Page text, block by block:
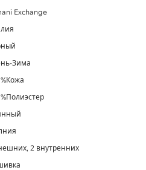
Exchange
Зима
2 внутренних